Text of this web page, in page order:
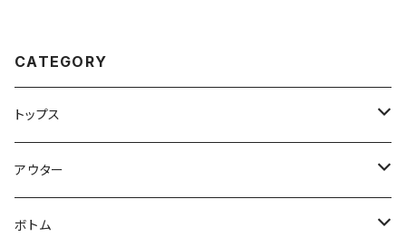
CATEGORY
トップス
Tシャツ
シャツ
アウター
ジャケット
ボトム